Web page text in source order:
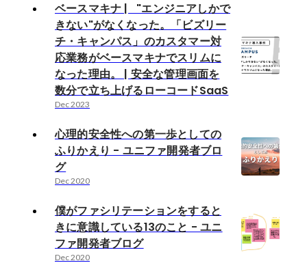
ベースマキナ | "エンジニアしかで
きない"がなくなった。「ビズリー
チ・キャンパス」のカスタマー対
応業務がベースマキナでスリムに
なった理由。 | 安全な管理画面を
数分で立ち上げるローコードSaaS
Dec 2023
心理的安全性への第一歩としての
ふりかえり - ユニファ開発者ブロ
グ
Dec 2020
僕がファシリテーションをすると
きに意識している13のこと - ユニ
ファ開発者ブログ
Dec 2020